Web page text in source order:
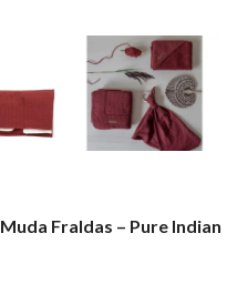
Muda Fraldas – Pure Indian